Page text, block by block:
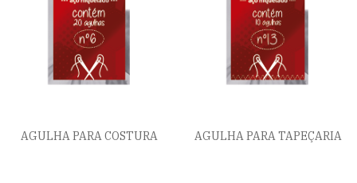
AGULHA PARA COSTURA AGULHA PARA TAPEÇARIA